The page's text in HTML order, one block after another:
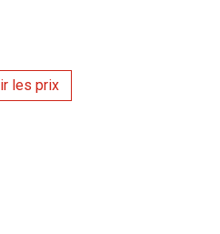
les prix